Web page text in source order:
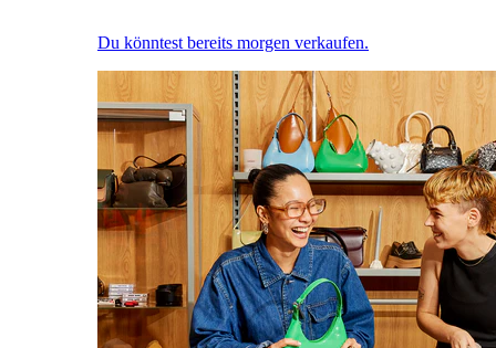
Du könntest bereits morgen verkaufen.